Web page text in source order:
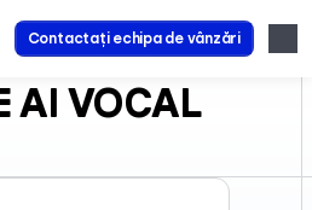
Contactați echipa de vânzări
AI VOCAL